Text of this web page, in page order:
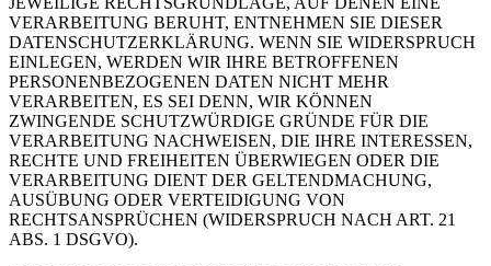
VERARBEITUNG BERUHT, ENTNEHMEN SIE DIESER
DATENSCHUTZERKLÄRUNG. WENN SIE WIDERSPRUCH
EINLEGEN, WERDEN WIR IHRE BETROFFENEN
PERSONENBEZOGENEN DATEN NICHT MEHR
VERARBEITEN, ES SEI DENN, WIR KÖNNEN
ZWINGENDE SCHUTZWÜRDIGE GRÜNDE FÜR DIE
VERARBEITUNG NACHWEISEN, DIE IHRE INTERESSEN,
RECHTE UND FREIHEITEN ÜBERWIEGEN ODER DIE
VERARBEITUNG DIENT DER GELTENDMACHUNG,
AUSÜBUNG ODER VERTEIDIGUNG VON
RECHTSANSPRÜCHEN (WIDERSPRUCH NACH ART. 21
ABS. 1 DSGVO).